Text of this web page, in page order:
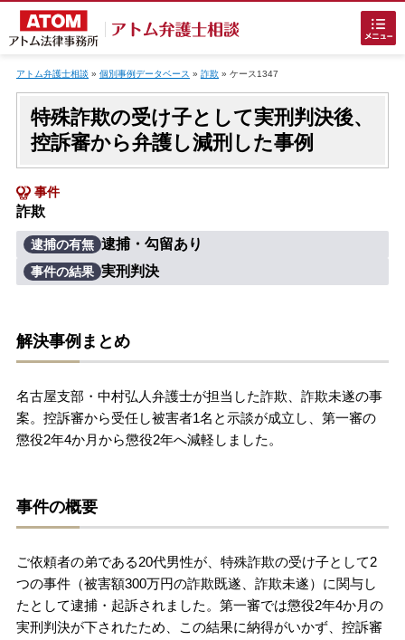
刑事事件でお困りの方
刑事事件の無料相談
接見・面会を弁護士に依頼
刑事事件を示談で解決したい
アトムについて
弁護士紹介
弁護士費用
アトム弁護士相談 » 個別事例データベース » 詐欺» ケース1347
特殊詐欺の受け子として実刑判決後、
控訴審から弁護し減刑した事例
事件
詐欺
逮捕の有無 逮捕・勾留あり
事件の結果 実刑判決
解決事例まとめ
名古屋支部・中村弘人弁護士が担当した詐欺、詐欺未遂の事
案。控訴審から受任し被害者1名と示談が成立し、第一審の
懲役2年4か月から懲役2年へ減軽しました。
事件の概要
ご依頼者の弟である20代男性が、特殊詐欺の受け子として2
つの事件（被害額300万円の詐欺既遂、詐欺未遂）に関与し
たとして逮捕・起訴されました。第一審では懲役2年4か月の
実刑判決が下されたため、この結果に納得がいかず、控訴審